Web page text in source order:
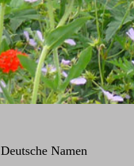
Deutsche Namen